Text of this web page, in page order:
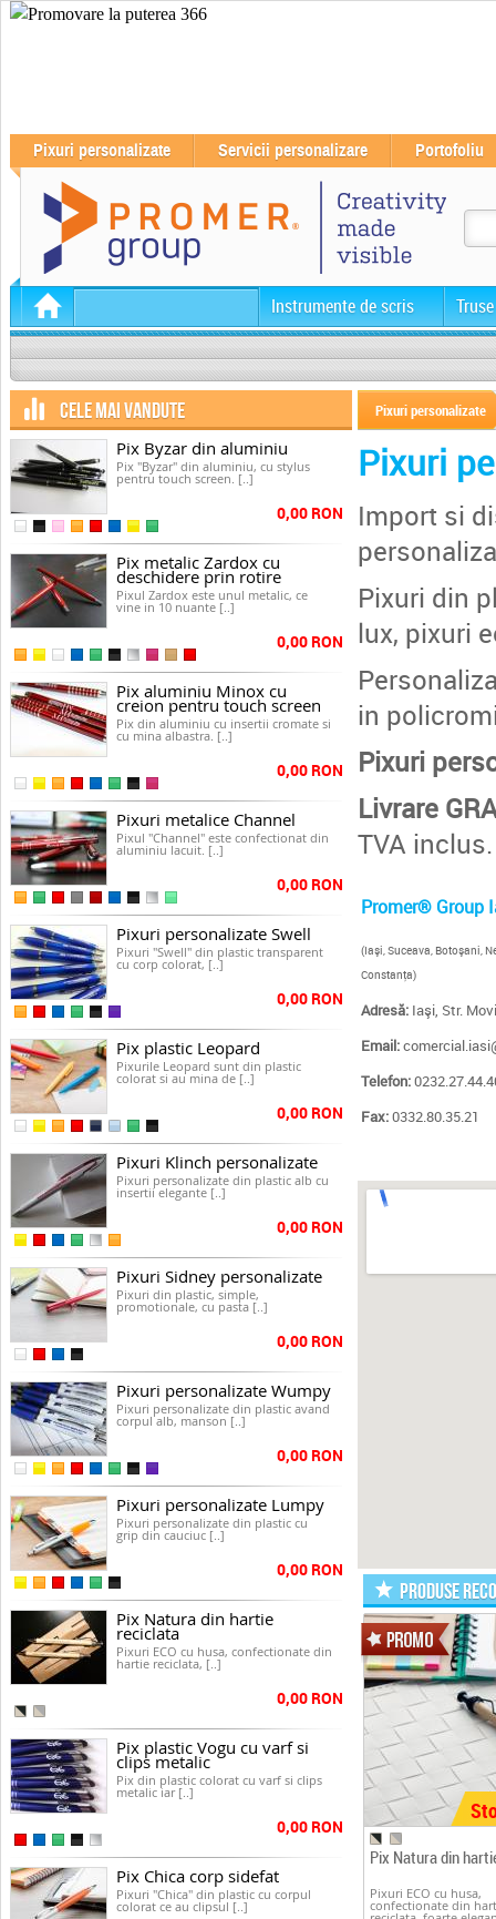
Pixuri personalizate Servicii personalizare Portofoliu
Instrumente de scris
CELE MAI VANDUTE
Pix Byzar din aluminiu
Pix "Byzar" din aluminiu, cu stylus
pentru touch screen. [..]
0,00 RON
Pix metalic Zardox cu
deschidere prin rotire
Pixul Zardox este unul metalic, ce
vine in 10 nuante [..]
0,00 RON
Pix aluminiu Minox cu
creion pentru touch screen
Pix din aluminiu cu insertii cromate si
cu mina albastra. [..]
0,00 RON
Pixuri metalice Channel
Pixul "Channel" este confectionat din
aluminiu lacuit. [..]
0,00 RON
Pixuri personalizate Swell
Pixuri "Swell" din plastic transparent
cu corp colorat, [..]
0,00 RON
Pix plastic Leopard
Pixurile Leopard sunt din plastic
colorat si au mina de [..]
0,00 RON
Pixuri Klinch personalizate
Pixuri personalizate din plastic alb cu
insertii elegante [..]
0,00 RON
Pixuri Sidney personalizate
Pixuri din plastic, simple,
promotionale, cu pasta [..]
0,00 RON
Pixuri personalizate Wumpy
Pixuri personalizate din plastic avand
corpul alb, manson [..]
0,00 RON
Pixuri personalizate Lumpy
Pixuri personalizate din plastic cu
grip din cauciuc [..]
0,00 RON
Pix Natura din hartie
reciclata
Pixuri ECO cu husa, confectionate din
hartie reciclata, [..]
0,00 RON
Pix plastic Vogu cu varf si
clips metalic
Pix din plastic colorat cu varf si clips
metalic iar [..]
0,00 RON
Pix Chica corp sidefat
Pixuri "Chica" din plastic cu corpul
colorat ce au clipsul [..]
Pixuri personalizate
Pixuri
Import si
Pixuri din
lux, pixuri
in
Pixuri
Livrare
TVA inclus.
Promer® Group
(Iaşi, Suceava, Botoşani,
Constanţa)
Adresă: Iaşi, Str.
Email:
Telefon:
Fax:0332.80.35.21
PRODUSE
Pix Natura din
Pixuri ECO cu husa,
confectionate din